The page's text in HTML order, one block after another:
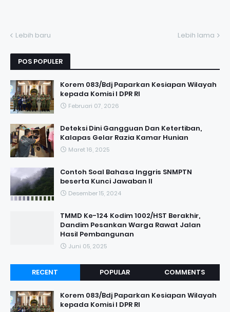
Lebih baru Lebih lama
POS POPULER
Korem 083/Bdj Paparkan Kesiapan Wilayah
kepada Komisi I DPR RI
Februari 07, 2026
Deteksi Dini Gangguan Dan Ketertiban,
Kalapas Gelar Razia Kamar Hunian
Maret 16, 2025
Contoh Soal Bahasa Inggris SNMPTN
beserta Kunci Jawaban II
Desember 15, 2024
TMMD Ke-124 Kodim 1002/HST Berakhir,
Dandim Pesankan Warga Rawat Jalan
Hasil Pembangunan
Juni 05, 2025
RECENT POPULAR COMMENTS
Korem 083/Bdj Paparkan Kesiapan Wilayah
kepada Komisi I DPR RI